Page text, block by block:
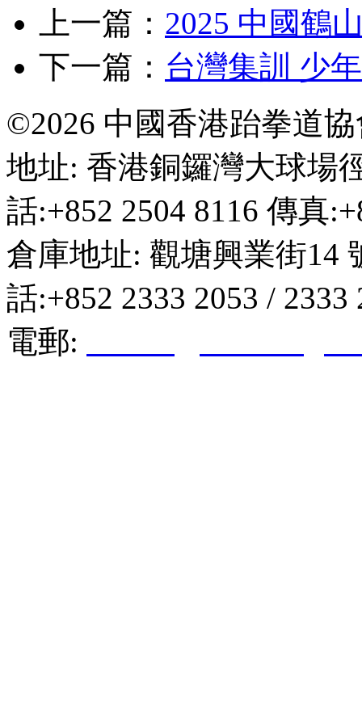
上一篇： 2025 中國鶴
下一篇： 台灣集訓 少
©2026 中國香港跆拳道
地址: 香港銅鑼灣大球場
話:+852 2504 8116 傳真
倉庫地址: 觀塘興業街14
話:+852 2333 2053 /
電郵: